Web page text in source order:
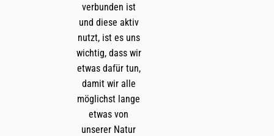
verbunden ist
und diese aktiv
nutzt, ist es uns
wichtig, dass wir
etwas dafür tun,
damit wir alle
möglichst lange
etwas von
unserer Natur